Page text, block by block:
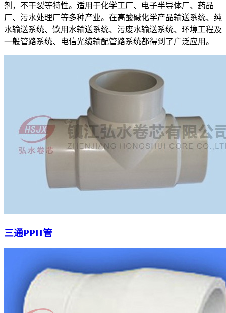
剂，不干裂等特性。适用于化学工厂、电子半导体厂、药品
厂、污水处理厂等多种产业。在高酸碱化学产品输送系统、纯
水输送系统、饮用水输送系统、污废水输送系统、环境工程及
一般管路系统、电信光缆输配管路系统都得到了广泛应用。
三通PPH管